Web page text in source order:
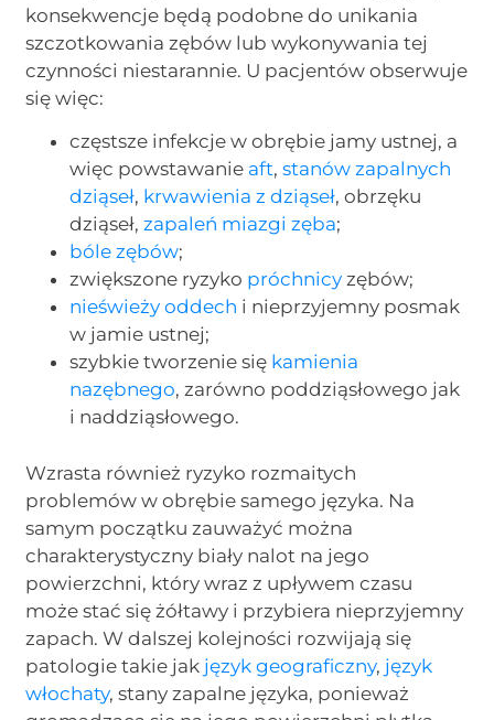
konsekwencje będą podobne do unikania
szczotkowania zębów lub wykonywania tej
czynności niestarannie. U pacjentów obserwuje
się więc:
częstsze infekcje w obrębie jamy ustnej, a
więc powstawanie aft,stanów zapalnych
dziąseł, krwawienia z dziąseł, obrzęku
dziąseł,zapaleń miazgi zęba;
bóle zębów;
zwiększone ryzyko próchnicy zębów;
nieświeży oddech i nieprzyjemny posmak
w jamie ustnej;
szybkie tworzenie się kamienia
nazębnego, zarówno poddziąsłowego jak
i naddziąsłowego.
Wzrasta również ryzyko rozmaitych
problemów w obrębie samego języka. Na
samym początku zauważyć można
charakterystyczny biały nalot na jego
powierzchni, który wraz z upływem czasu
może stać się żółtawy i przybiera nieprzyjemny
zapach. W dalszej kolejności rozwijają się
patologie takie jak język geograficzny, język
włochaty, stany zapalne języka, ponieważ